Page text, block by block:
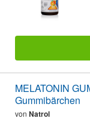
MELATONIN
Gummibärchen
von Natrol